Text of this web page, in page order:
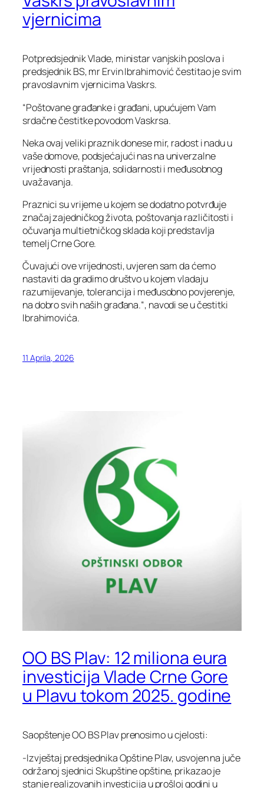
vjernicima
Potpredsjednik Vlade, ministar vanjskih poslova i
predsjednik BS, mr Ervin Ibrahimović čestitao je svim
pravoslavnim vjernicima Vaskrs.
“Poštovane građanke i građani, upućujem Vam
srdačne čestitke povodom Vaskrsa.
Neka ovaj veliki praznik donese mir, radost i nadu u
vaše domove, podsjećajući nas na univerzalne
vrijednosti praštanja, solidarnosti i međusobnog
uvažavanja.
Praznici su vrijeme u kojem se dodatno potvrđuje
značaj zajedničkog života, poštovanja različitosti i
očuvanja multietničkog sklada koji predstavlja
temelj Crne Gore.
Čuvajući ove vrijednosti, uvjeren sam da ćemo
nastaviti da gradimo društvo u kojem vladaju
razumijevanje, tolerancija i međusobno povjerenje,
na dobro svih naših građana.“, navodi se u čestitki
Ibrahimovića.
11 Aprila, 2026
OO BS Plav: 12 miliona eura
investicija Vlade Crne Gore
u Plavu tokom 2025. godine
Saopštenje OO BS Plav prenosimo u cjelosti:
-Izvještaj predsjednika Opštine Plav, usvojen na juče
održanoj sjednici Skupštine opštine, prikazao je
stanje realizovanih investicija u prošloj godini u